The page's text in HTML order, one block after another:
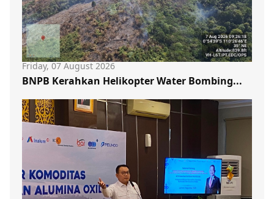
Friday, 07 August 2026
BNPB Kerahkan Helikopter Water Bombing...